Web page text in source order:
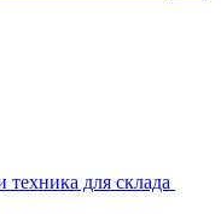
техника для склада